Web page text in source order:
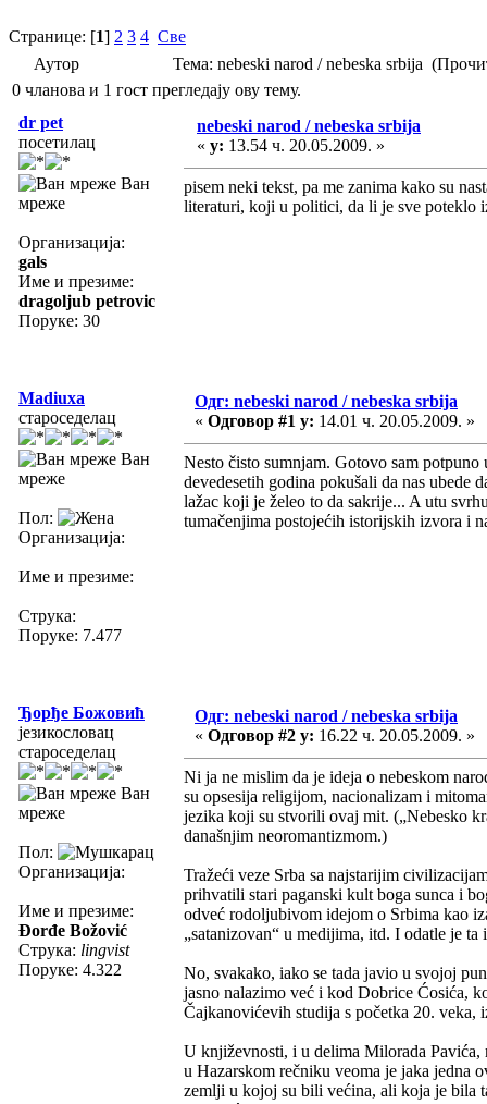
Странице: [1] 2 3 4 Све
Аутор
Тема: nebeski narod / nebeska srbija
0 чланова и 1 гост прегледају ову тему.
dr pet
посетилац
Ван
мреже
Организација:
gals
Име и презиме:
dragoljub petrovic
Поруке: 30
nebeski narod / nebeska srbija
« у: 13.54 ч. 20.05.2009. »
pisem neki tekst, pa me zanima kako su
literaturi, koji u politici, da li je sve poteklo
Madiuxa
староседелац
Ван
мреже
Пол:
Организација:
Име и презиме:
Струка:
Поруке: 7.477
Одг: nebeski narod / nebeska srbija
« Одговор #1 у: 14.01 ч. 20.05.2009. »
Nesto čisto sumnjam. Gotovo sam
devedesetih godina pokušali da nas ubede
lažac koji je želeo to da sakrije... A utu
tumačenjima postojećih istorijskih izvora i
Ђорђе Божовић
језикословац
староседелац
Ван
мреже
Пол:
Организација:
Име и презиме:
Đorđe Božović
Струка: lingvist
Поруке: 4.322
Одг: nebeski narod / nebeska srbija
« Одговор #2 у: 16.22 ч. 20.05.2009. »
Ni ja ne mislim da je ideja o nebeskom
su opsesija religijom, nacionalizam i
jezika koji su stvorili ovaj mit. („Nebesko
današnjim neoromantizmom.)
Tražeći veze Srba sa najstarijim
prihvatili stari paganski kult boga sunca i
odveć rodoljubivom idejom o Srbima kao
„satanizovan“ u medijima, itd. I odatle je ta
No, svakako, iako se tada javio u svojoj
jasno nalazimo već i kod Dobrice Ćosića,
Čajkanovićevih studija s početka 20. veka,
U književnosti, i u delima Milorada
u Hazarskom rečniku veoma je jaka jedna
zemlji u kojoj su bili većina, ali koja je bila